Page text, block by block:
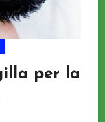
per la